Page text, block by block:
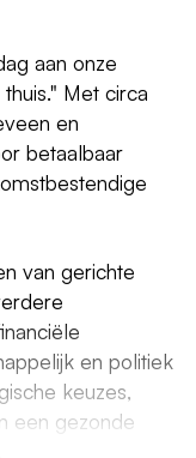
aan onze
Met circa
en
betaalbaar
van gerichte
en politiek
keuzes,
een gezonde